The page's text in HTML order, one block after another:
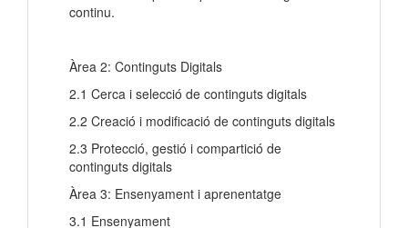
continu.
Àrea 2: Continguts Digitals
2.1 Cerca i selecció de continguts digitals
2.2 Creació i modificació de continguts digitals
2.3 Protecció, gestió i compartició de
continguts digitals
Àrea 3: Ensenyament i aprenentatge
3.1 Ensenyament